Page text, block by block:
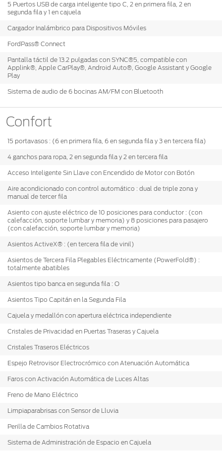
5 Puertos USB de carga inteligente tipo C, 2 en primera fila, 2 en
segunda fila y 1 en cajuela
Cargador Inalámbrico para Dispositivos Móviles
FordPass® Connect
Pantalla táctil de 13.2 pulgadas con SYNC®5, compatible con
Applink®, Apple CarPlay®, Android Auto®, Google Assistant y Google
Play
Sistema de audio de 6 bocinas AM/FM con Bluetooth
Confort
15 portavasos : (6 en primera fila, 6 en segunda fila y 3 en tercera fila)
4 ganchos para ropa, 2 en segunda fila y 2 en tercera fila
Acceso Inteligente Sin Llave con Encendido de Motor con Botón
Aire acondicionado con control automático : dual de triple zona y
manual de tercer fila
Asiento con ajuste eléctrico de 10 posiciones para conductor : (con
calefacción, soporte lumbar y memoria) y 8 posiciones para pasajero
(con calefacción, soporte lumbar y memoria)
Asientos ActiveX® : (en tercera fila de vinil)
Asientos de Tercera Fila Plegables Eléctricamente (PowerFold®) :
totalmente abatibles
Asientos tipo banca en segunda fila : O
Asientos Tipo Capitán en la Segunda Fila
Cajuela y medallón con apertura eléctrica independiente
Cristales de Privacidad en Puertas Traseras y Cajuela
Cristales Traseros Eléctricos
Espejo Retrovisor Electrocrómico con Atenuación Automática
Faros con Activación Automática de Luces Altas
Freno de Mano Eléctrico
Limpiaparabrisas con Sensor de Lluvia
Perilla de Cambios Rotativa
Sistema de Administración de Espacio en Cajuela